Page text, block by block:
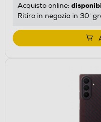
Acquisto online:
Ritiro in negozio in 30'